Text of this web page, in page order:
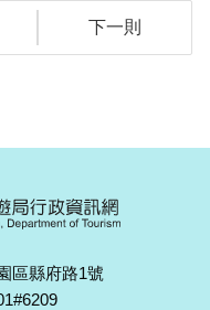
下一則
區縣府路1號